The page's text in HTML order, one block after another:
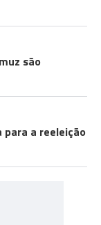
são
para a reeleição